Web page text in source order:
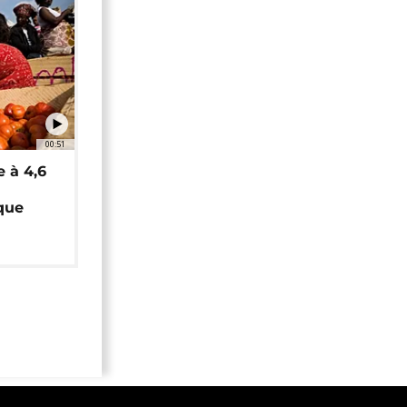
00:51
à 4,6